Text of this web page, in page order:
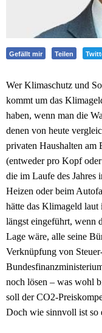
Gefällt mir Teilen
Wer Klimaschutz und
kommt um das
haben, wenn man die
denen von heute
privaten Haushalten am
(entweder pro Kopf
die im Laufe des Jahres
Heizen oder beim
hätte das Klimageld
längst eingeführt, wenn
Lage wäre, alle seine
Verknüpfung von
noch lösen – was wohl
soll der CO2-
Doch wie sinnvoll ist so